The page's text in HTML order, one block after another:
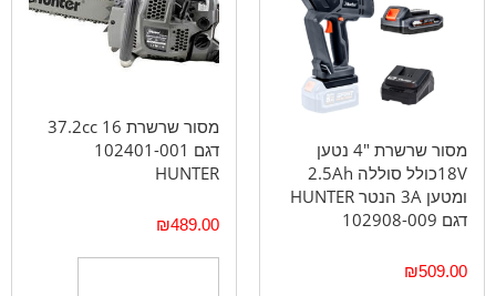
מסור שרשרת "4 נטען
18Vכולל סוללה 2.5Ah
ומטען 3A הנטר HUNTER
דגם 102908-009
₪509.00
מסור שרשרת 16 37.2cc
דגם 102401-001
HUNTER
₪489.00